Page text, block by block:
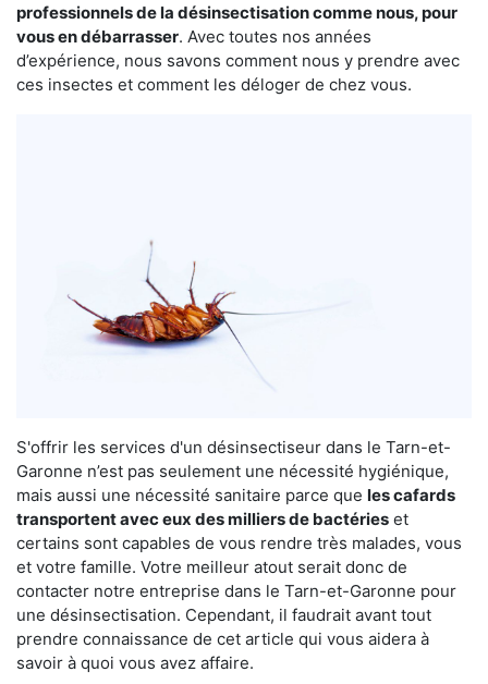
professionnels de la désinsectisation comme nous, pour
vous en débarrasser. Avec toutes nos années
d’expérience, nous savons comment nous y prendre avec
ces insectes et comment les déloger de chez vous.
S'offrir les services d'un désinsectiseur dans le Tarn-et-
Garonne n’est pas seulement une nécessité hygiénique,
mais aussi une nécessité sanitaire parce que les cafards
transportent avec eux des milliers de bactéries et
certains sont capables de vous rendre très malades, vous
et votre famille. Votre meilleur atout serait donc de
contacter notre entreprise dans le Tarn-et-Garonne pour
une désinsectisation. Cependant, il faudrait avant tout
prendre connaissance de cet article qui vous aidera à
savoir à quoi vous avez affaire.